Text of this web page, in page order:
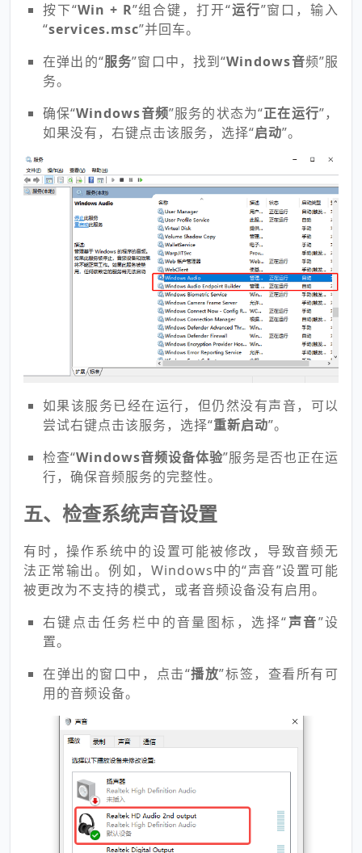
按下“Win + R”组合键，打开“运行”窗口，输入
“services.msc”并回车。
在弹出的“服务”窗口中，找到“Windows音频”服
务。
确保“Windows音频”服务的状态为“正在运行”，
如果没有，右键点击该服务，选择“启动”。
如果该服务已经在运行，但仍然没有声音，可以
尝试右键点击该服务，选择“重新启动”。
检查“Windows音频设备体验”服务是否也正在运
行，确保音频服务的完整性。
五、检查系统声音设置
有时，操作系统中的设置可能被修改，导致音频无
法正常输出。例如，Windows中的“声音”设置可能
被更改为不支持的模式，或者音频设备没有启用。
右键点击任务栏中的音量图标，选择“声音”设
置。
在弹出的窗口中，点击“播放”标签，查看所有可
用的音频设备。